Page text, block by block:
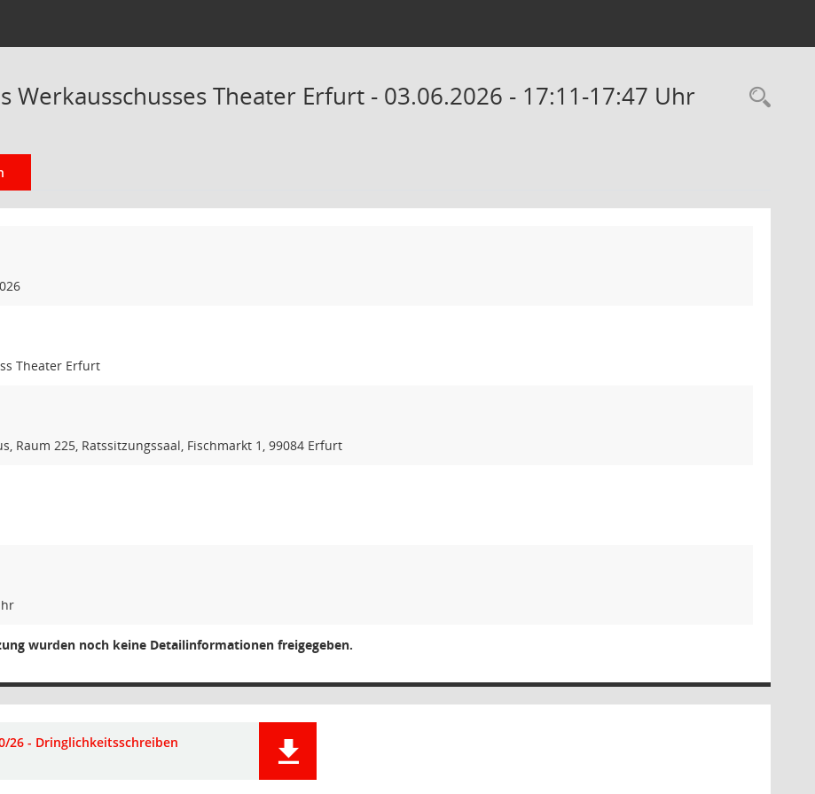
Werkausschusses Theater Erfurt - 03.06.2026 - 17:11-17:47 Uhr
Theater Erfurt
Raum 225, Ratssitzungssaal, Fischmarkt 1, 99084 Erfurt
wurden noch keine Detailinformationen freigegeben.
26 - Dringlichkeitsschreiben